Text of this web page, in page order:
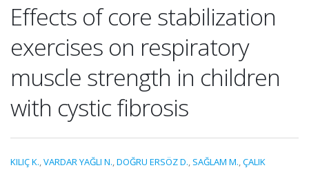
Effects of core stabilization
exercises on respiratory
muscle strength in children
with cystic fibrosis
KILIÇ K.,VARDAR YAĞLI N.,DOĞRU ERSÖZ D., SAĞLAM M.,ÇALIK